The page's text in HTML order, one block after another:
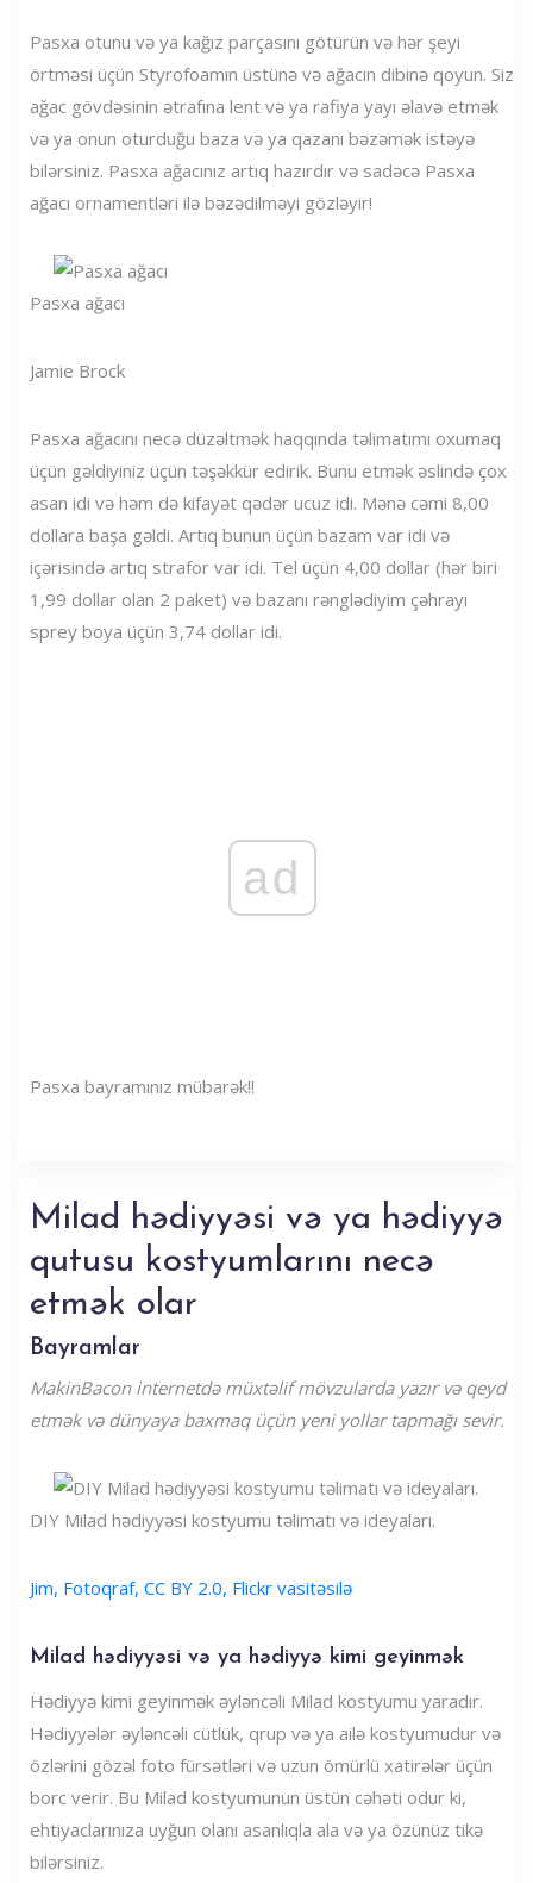
Pasxa otunu və ya kağız parçasını götürün və hər şeyi
örtməsi üçün Styrofoamın üstünə və ağacın dibinə qoyun. Siz
ağac gövdəsinin ətrafına lent və ya rafiya yayı əlavə etmək
və ya onun oturduğu baza və ya qazanı bəzəmək istəyə
bilərsiniz. Pasxa ağacınız artıq hazırdır və sadəcə Pasxa
ağacı ornamentləri ilə bəzədilməyi gözləyir!
Pasxa ağacı
Jamie Brock
Pasxa ağacını necə düzəltmək haqqında təlimatımı oxumaq
üçün gəldiyiniz üçün təşəkkür edirik. Bunu etmək əslində çox
asan idi və həm də kifayət qədər ucuz idi. Mənə cəmi 8,00
dollara başa gəldi. Artıq bunun üçün bazam var idi və
içərisində artıq strafor var idi. Tel üçün 4,00 dollar (hər biri
1,99 dollar olan 2 paket) və bazanı rənglədiyim çəhrayı
sprey boya üçün 3,74 dollar idi.
ad
Pasxa bayramınız mübarək!!
Milad hədiyyəsi və ya hədiyyə
qutusu kostyumlarını necə
etmək olar
Bayramlar
MakinBacon internetdə müxtəlif mövzularda yazır və qeyd
etmək və dünyaya baxmaq üçün yeni yollar tapmağı sevir.
DIY Milad hədiyyəsi kostyumu təlimatı və ideyaları.
Jim, Fotoqraf, CC BY 2.0, Flickr vasitəsilə
Milad hədiyyəsi və ya hədiyyə kimi geyinmək
Hədiyyə kimi geyinmək əyləncəli Milad kostyumu yaradır.
Hədiyyələr əyləncəli cütlük, qrup və ya ailə kostyumudur və
özlərini gözəl foto fürsətləri və uzun ömürlü xatirələr üçün
borc verir. Bu Milad kostyumunun üstün cəhəti odur ki,
ehtiyaclarınıza uyğun olanı asanlıqla ala və ya özünüz tikə
bilərsiniz.